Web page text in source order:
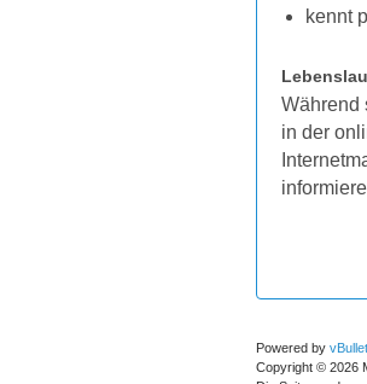
kennt
Während
in der
Powered by
Copyright © 2026